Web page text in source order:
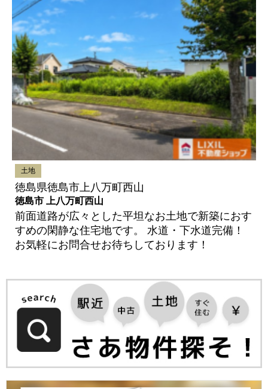
土地
徳島県徳島市上八万町西山
徳島市 上八万町西山
前面道路が広々とした平坦なお土地で新築におす
すめの閑静な住宅地です。 水道・下水道完備！
お気軽にお問合せお待ちしております！